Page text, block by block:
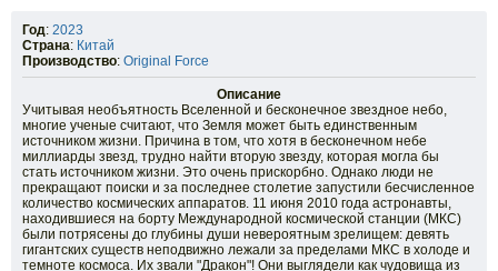
Год: 2023
Страна: Китай
Производство: Original Force
Описание
Учитывая необъятность Вселенной и бесконечное звездное небо,
многие ученые считают, что Земля может быть единственным
источником жизни. Причина в том, что хотя в бесконечном небе
миллиарды звезд, трудно найти вторую звезду, которая могла бы
стать источником жизни. Это очень прискорбно. Однако люди не
прекращают поиски и за последнее столетие запустили бесчисленное
количество космических аппаратов. 11 июня 2010 года астронавты,
находившиеся на борту Международной космической станции (МКС)
были потрясены до глубины души невероятным зрелищем: девять
гигантских существ неподвижно лежали за пределами МКС в холоде и
темноте космоса. Их звали "Дракон"! Они выглядели как чудовища из